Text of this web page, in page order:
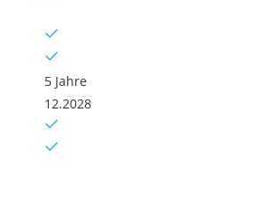
5 Jahre
12.2028